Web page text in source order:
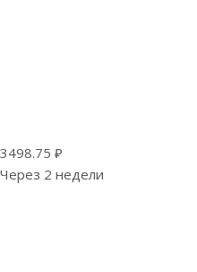
3498.75 ₽
Через 2 недели